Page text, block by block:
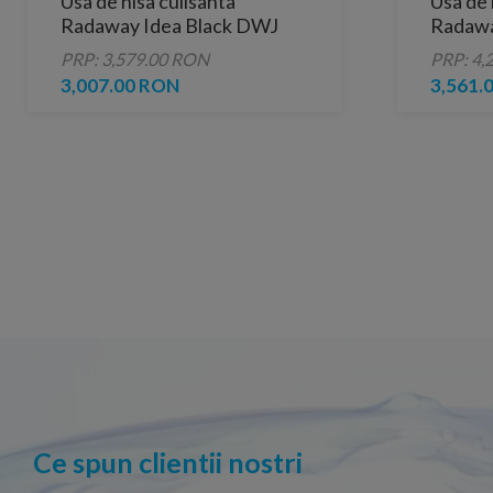
Radaway Idea Black DWJ
stanga 100 x H200.5 cm
profil negru mat
PRP: 3,579.00 RON
3,007.00 RON
stanga
profil
PRP:
Ce spun clientii nostri